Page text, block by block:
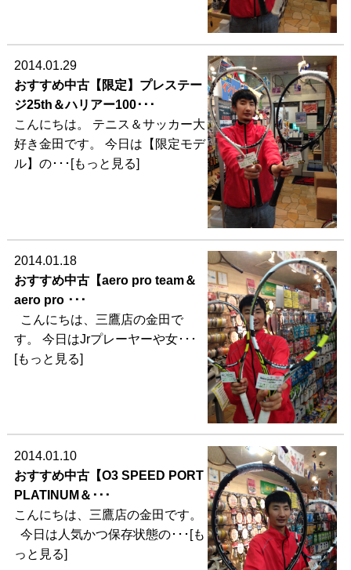
2014.01.29
おすすめ中古【限定】プレステー
ジ25th＆ハリアー100･･･
こんにちは。 テニス＆サッカー大
好き金田です。 今日は【限定モデ
ル】の･･･[もっと見る]
2014.01.18
おすすめ中古【aero pro team＆
aero pro ･･･
こんにちは、三鷹店の金田で
す。 今日はJrプレーヤーや女･･･
[もっと見る]
2014.01.10
おすすめ中古【O3 SPEED PORT
PLATINUM＆･･･
こんにちは、三鷹店の金田です。
今日は人気かつ保存状態の･･･[も
っと見る]